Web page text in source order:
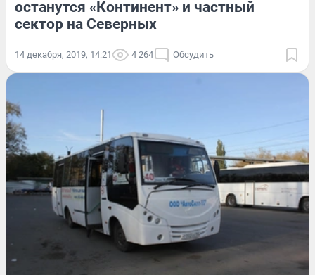
останутся «Континент» и частный
сектор на Северных
14 декабря, 2019, 14:21 4 264 Обсудить